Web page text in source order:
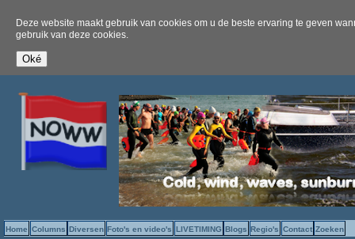
Deze website maakt gebruik van cookies om u de beste ervaring te geven
gebruik van deze cookies.
Home Columns Diversen Foto's en video's LIVETIMING Blogs Regio's Contact Zoeken